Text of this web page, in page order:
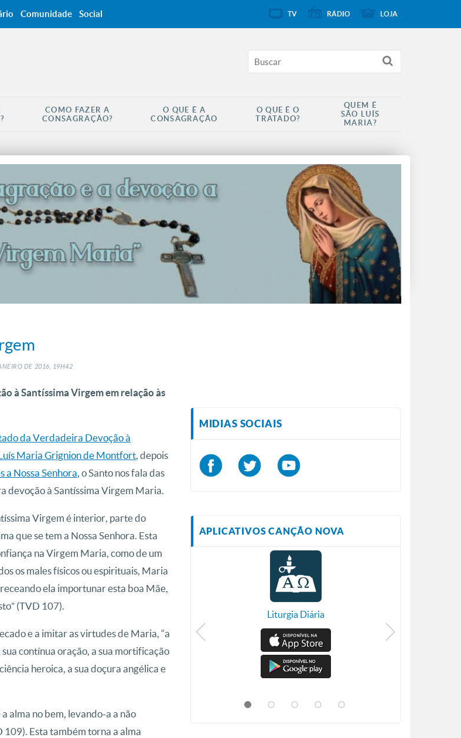
COMO FAZER A
CONSAGRAÇÃO?
O QUE É A
CONSAGRAÇÃO
O QUE É O
TRATADO?
QUEM É
SÃO LUÍS
MARIA?
DE 2016, 19H42
à Santíssima Virgem em relação às
da Verdadeira Devoção à
Maria Grignion de Montfort, depois
a Nossa Senhora, o Santo nos fala das
devoção à Santíssima Virgem Maria.
Virgem é interior, parte do
que se tem a Nossa Senhora. Esta
na Virgem Maria, como de um
os males físicos ou espirituais, Maria
ela importunar esta boa Mãe,
(TVD 107).
e a imitar as virtudes de Maria, “a
contínua oração, a sua mortificação
heroica, a sua doçura angélica e
alma no bem, levando-a a não
109). Esta também torna a alma
MIDIAS SOCIAIS
APLICATIVOS CANÇÃO NOVA
Liturgia Diária
Comunidade Social TV RÁDIO LOJA